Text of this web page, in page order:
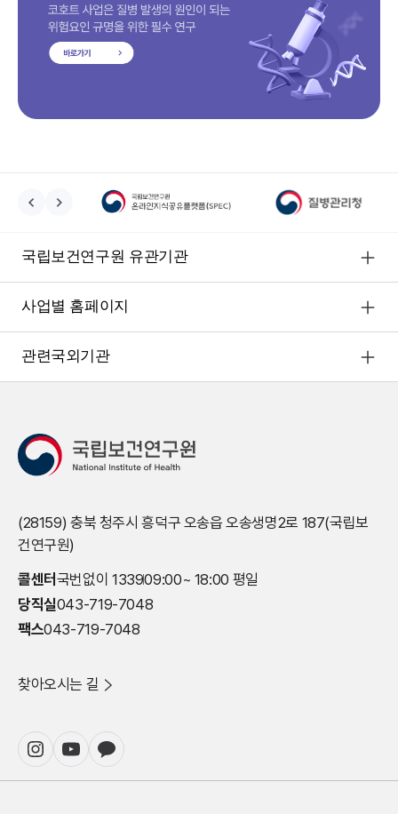
국립보건연구원 유관기관
사업별 홈페이지
관련국외기관
(28159) 충북 청주시 흥덕구 오송읍 오송생명2로 187(국립보
건연구원)
콜센터 국번없이 133909:00~ 18:00 평일
당직실043-719-7048
팩스043-719-7048
찾아오시는 길